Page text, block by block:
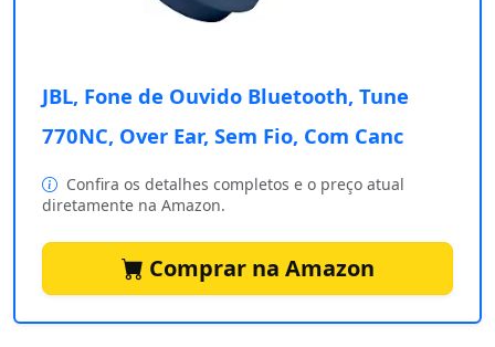
JBL, Fone de Ouvido Bluetooth, Tune
770NC, Over Ear, Sem Fio, Com Canc
Confira os detalhes completos e o preço atual
diretamente na Amazon.
Comprar na Amazon